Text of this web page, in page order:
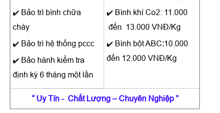
✔️ Bảo trì bình chữa
cháy
✔️ Bảo trì hệ thống pccc
✔️ Bảo hành kiểm tra
định kỳ 6 tháng một lần
✔️ Bình khí Co2: 11.000
đến 13.000 VNĐ/Kg
✔️ Bình bột ABC:10.000
đến 12.000 VNĐ/Kg
“ Uy Tín - Chất Lượng – Chuyên Nghiệp ”